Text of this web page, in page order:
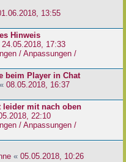
13:55
Hinweis
24.05.2018, 17:33
/ Anpassungen /
beim Player in Chat
« 08.05.2018, 16:37
leider mit nach oben
22:10
/ Anpassungen /
« 05.05.2018, 10:26